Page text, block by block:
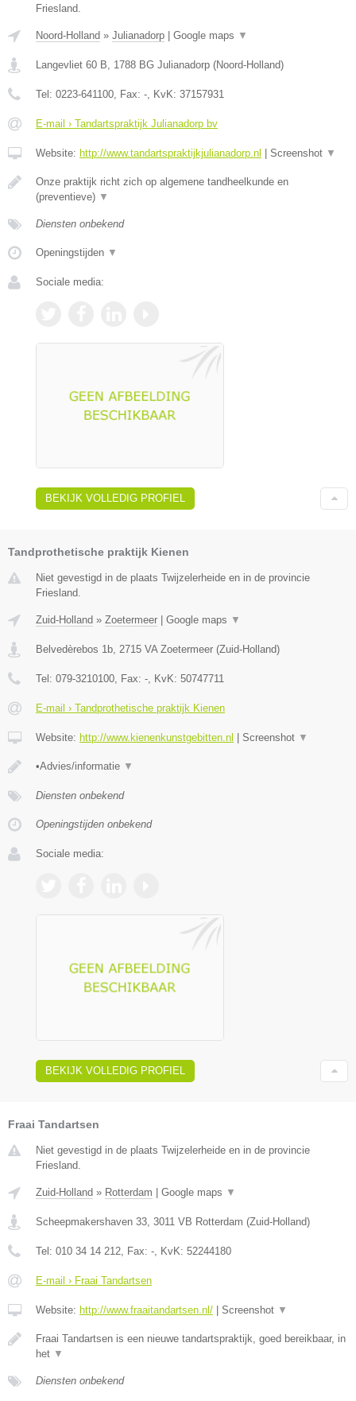
Friesland.
Noord-Holland » Julianadorp Google maps ▼
Langevliet 60 B 1788 BG Julianadorp (Noord-Holland)
Tel: 0223-641100 , Fax: - , KvK: 37157931
E-mail › Tandartspraktijk Julianadorp bv
Website: http://www.tandartspraktijkjulianadorp.nl Screenshot ▼
Onze praktijk richt zich op algemene tandheelkunde en
(preventieve) ▼
Diensten onbekend
Openingstijden ▼
Sociale media:
BEKIJK VOLLEDIG PROFIEL
Tandprothetische praktijk Kienen
Niet gevestigd in de plaats Twijzelerheide en in de provincie
Friesland.
Zuid-Holland » Zoetermeer Google maps ▼
Belvedèrebos 1b, 2715 VA Zoetermeer (Zuid-Holland)
Tel: 079-3210100, Fax: -, KvK: 50747711
E-mail › Tandprothetische praktijk Kienen
Website: http://www.kienenkunstgebitten.nl Screenshot ▼
•Advies/informatie ▼
Diensten onbekend
Openingstijden onbekend
Sociale media:
BEKIJK VOLLEDIG PROFIEL
Fraai Tandartsen
Niet gevestigd in de plaats Twijzelerheide en in de provincie
Friesland.
Zuid-Holland » Rotterdam Google maps ▼
Scheepmakershaven 33, 3011 VB Rotterdam (Zuid-Holland)
Tel: 010 34 14 212, Fax: -, KvK: 52244180
E-mail › Fraai Tandartsen
Website: http://www.fraaitandartsen.nl/ Screenshot ▼
Fraai Tandartsen is een nieuwe tandartspraktijk, goed bereikbaar, in
het ▼
Diensten onbekend